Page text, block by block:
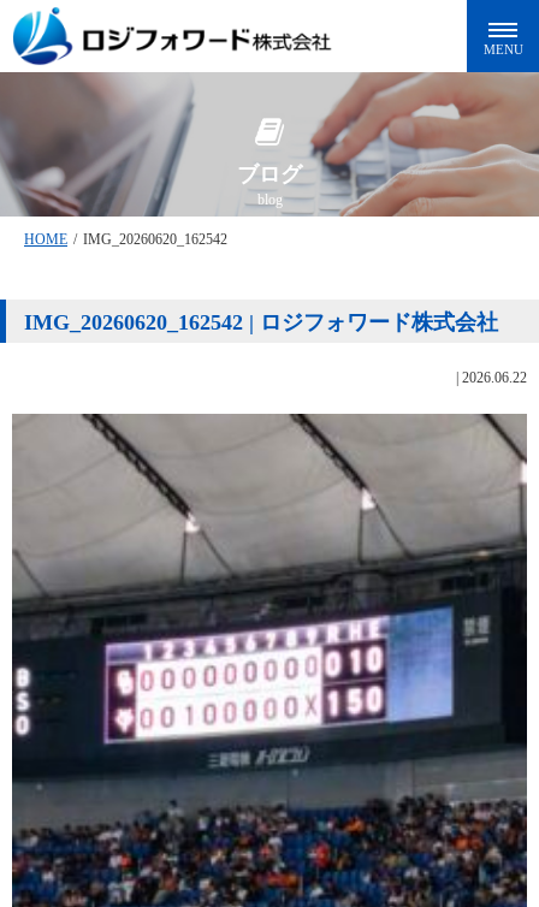
ブログ
blog
HOME / IMG_20260620_162542
IMG_20260620_162542 | ロジフォワード株式会社
2026.06.22